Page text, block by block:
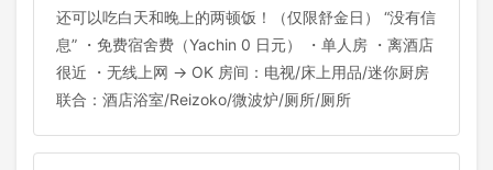
还可以吃白天和晚上的两顿饭！（仅限舒金日） “没有信
息” ・免费宿舍费（Yachin 0 日元） ・单人房 ・离酒店
很近 ・无线上网 → OK 房间：电视/床上用品/迷你厨房
联合：酒店浴室/Reizoko/微波炉/厕所/厕所